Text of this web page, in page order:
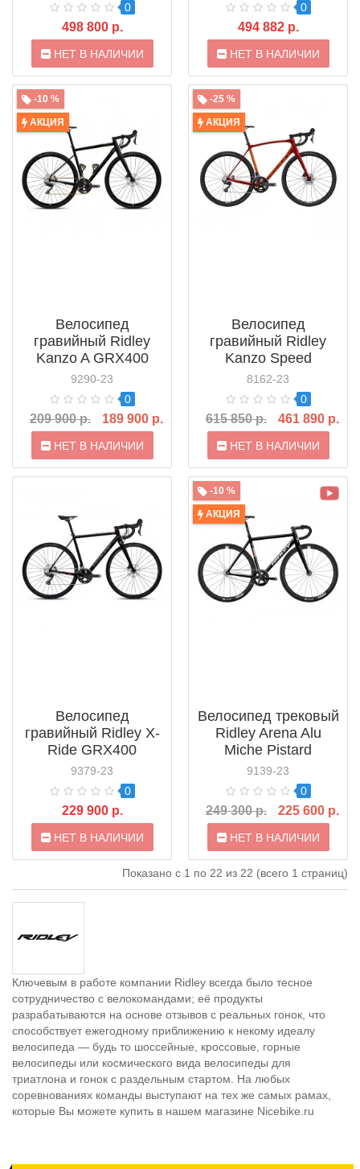
0
498 800 р.
НЕТ В НАЛИЧИИ
0
494 882 р.
НЕТ В НАЛИЧИИ
-10 %
АКЦИЯ
Велосипед
гравийный Ridley
Kanzo A GRX400
9290-23
0
209 900 р. 189 900 р.
НЕТ В НАЛИЧИИ
-25 %
АКЦИЯ
Велосипед
гравийный Ridley
Kanzo Speed
GRX800 (2022)
8162-23
0
615 850 р. 461 890 р.
НЕТ В НАЛИЧИИ
Велосипед
гравийный Ridley X-
Ride GRX400
9379-23
0
229 900 р.
НЕТ В НАЛИЧИИ
-10 %
АКЦИЯ
Велосипед трековый
Ridley Arena Alu
Miche Pistard
9139-23
0
249 300 р. 225 600 р.
НЕТ В НАЛИЧИИ
Показано с 1 по 22 из 22 (всего 1 страниц)
Ключевым в работе компании Ridley всегда было тесное
сотрудничество с велокомандами; её продукты
разрабатываются на основе отзывов с реальных гонок, что
способствует ежегодному приближению к некому идеалу
велосипеда — будь то шоссейные, кроссовые, горные
велосипеды или космического вида велосипеды для
триатлона и гонок с раздельным стартом. На любых
соревнованиях команды выступают на тех же самых рамах,
которые Вы можете купить в нашем магазине Nicebike.ru